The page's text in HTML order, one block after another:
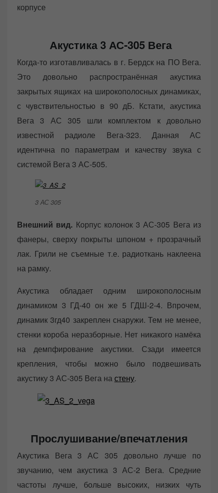
корпусе
Акустика 3 АС-305 Вега
Когда-то изготавливалась в г. Бердск на ПО Вега.
Это довольно распространённая акустика
закрытых ящиках на широкополосных динамиках,
с чувствительностью в 90 дБ. Кстати, акустика
Вега 3 АС 305 шли комплектом к довольно
известной радиоле Вега-323. Данная АС
идентична по параметрам и качеству звука с
системой Вега 3 АС-505.
3 АС 305
Внешний вид. Корпус колонок 3 АС-305 Вега из
фанеры, сверху покрыты шпоном + прозрачный
лак. Грили не съемные т.е. радиоткань наклеена
на рамку.
Акустика обладает одним широкополосным
динамиком 3 ГД-40 он же 5 ГДШ-2-4. Впрочем,
динамик 3гд40 закреплен снаружи. Тем не менее,
стенки короба неразборные. Нет никакого намёка
на демпфирование акустики. Сзади имеется
крепления, чтобы можно было подвешивать
акустику 3 АС-305 Вега настену.
Прослушивание/впечатления
Акустика Вега 3 АС 305 довольно лучше по
звучанию, чем акустика 3 АС-2 Вега. Средние
частоты лучше, больше высоких, низких чуть